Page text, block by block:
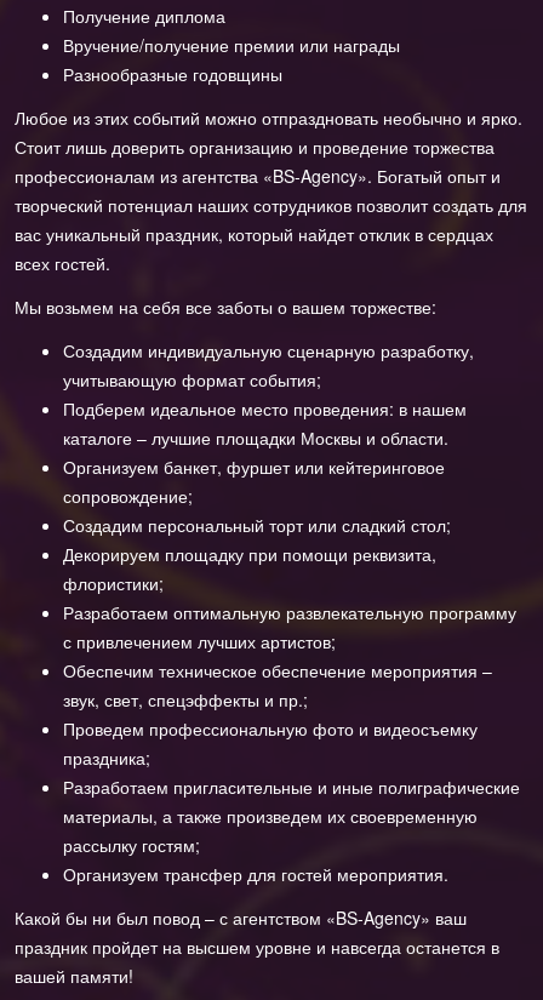
Получение диплома
Вручение/получение премии или награды
Разнообразные годовщины
Любое из этих событий можно отпраздновать необычно и ярко.
Стоит лишь доверить организацию и проведение торжества
профессионалам из агентства «BS-Agency». Богатый опыт и
творческий потенциал наших сотрудников позволит создать для
вас уникальный праздник, который найдет отклик в сердцах
всех гостей.
Мы возьмем на себя все заботы о вашем торжестве:
Создадим индивидуальную сценарную разработку,
учитывающую формат события;
Подберем идеальное место проведения: в нашем
каталоге – лучшие площадки Москвы и области.
Организуем банкет, фуршет или кейтеринговое
сопровождение;
Создадим персональный торт или сладкий стол;
Декорируем площадку при помощи реквизита,
флористики;
Разработаем оптимальную развлекательную программу
с привлечением лучших артистов;
Обеспечим техническое обеспечение мероприятия –
звук, свет, спецэффекты и пр.;
Проведем профессиональную фото и видеосъемку
праздника;
Разработаем пригласительные и иные полиграфические
материалы, а также произведем их своевременную
рассылку гостям;
Организуем трансфер для гостей мероприятия.
Какой бы ни был повод – с агентством «BS-Agency» ваш
праздник пройдет на высшем уровне и навсегда останется в
вашей памяти!